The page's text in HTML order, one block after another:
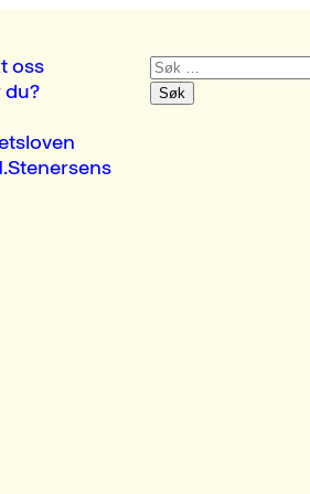
oss
du?
Søk
etter: